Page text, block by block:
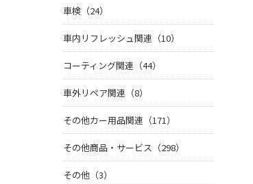
車検（24）
車内リフレッシュ関連（10）
コーティング関連（44）
車外リペア関連（8）
その他カー用品関連（171）
その他商品・サービス（298）
その他（3）